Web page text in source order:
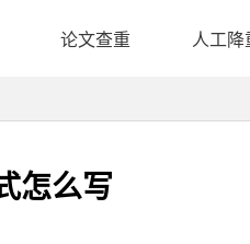
论文查重 人工降
怎么写